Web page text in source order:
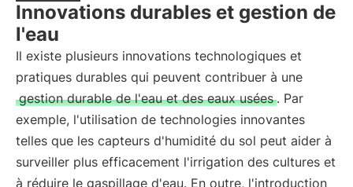
Innovations durables et gestion de
l'eau
Il existe plusieurs innovations technologiques et
pratiques durables qui peuvent contribuer à une
gestion durable de l'eau et des eaux usées . Par
exemple, l'utilisation de technologies innovantes
telles que les capteurs d'humidité du sol peut aider à
surveiller plus efficacement l'irrigation des cultures et
à réduire le gaspillage d'eau. En outre, l'introduction